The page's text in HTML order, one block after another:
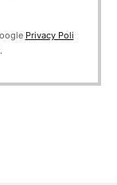
Privacy Poli